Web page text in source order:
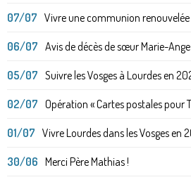
07/07 Vivre une communion renouvelée
06/07 Avis de décès de sœur Marie-Ange
05/07 Suivre les Vosges à Lourdes en
02/07 Opération « Cartes postales pour
01/07 Vivre Lourdes dans les Vosges en
30/06 Merci Père Mathias !